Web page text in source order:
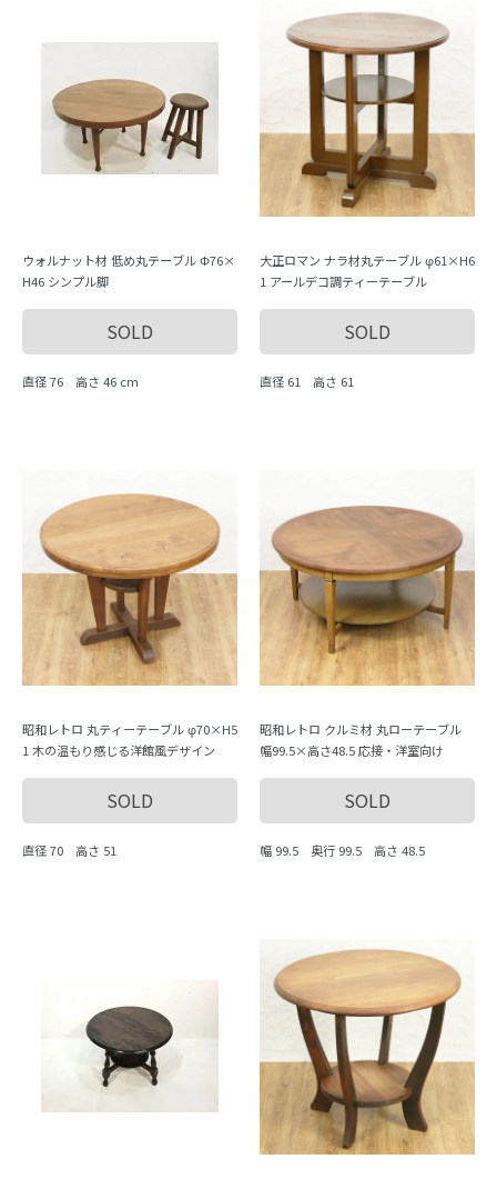
ウォルナット材 低め丸テーブル Φ76×
H46 シンプル脚
SOLD
直径 76 高さ 46 cm
大正ロマン ナラ材丸テーブル φ61×H6
1 アールデコ調ティーテーブル
SOLD
直径 61 高さ 61
昭和レトロ 丸ティーテーブル φ70×H5
1 木の温もり感じる洋館風デザイン
SOLD
直径 70 高さ 51
昭和レトロ クルミ材 丸ローテーブル
幅99.5×高さ48.5 応接・洋室向け
SOLD
幅 99.5 奥行 99.5 高さ 48.5